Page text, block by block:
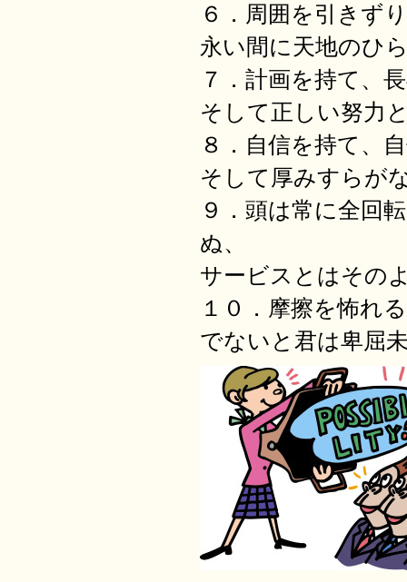
６．周囲を引きず
永い間に天地のひ
７．計画を持て、
そして正しい努力
８．自信を持て、
そして厚みすらが
９．頭は常に全回
ぬ、
サービスとはその
１０．摩擦を怖れ
でないと君は卑屈